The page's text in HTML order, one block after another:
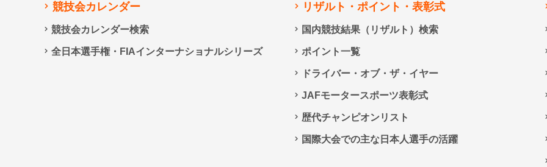
競技会カレンダー
競技会カレンダー検索
全日本選手権・FIAインターナショナルシリーズ
リザルト・ポイント・表彰式
国内競技結果（リザルト）検索
ポイント一覧
ドライバー・オブ・ザ・イヤー
JAFモータースポーツ表彰式
歴代チャンピオンリスト
国際大会での主な日本人選手の活躍